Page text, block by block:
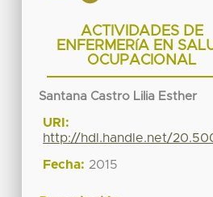
ACTIVIDADES DE
ENFERMERíA EN
OCUPACIONAL
Santana Castro Lilia Esther
URI:
http://hdl.handle.net/
Fecha: 2015